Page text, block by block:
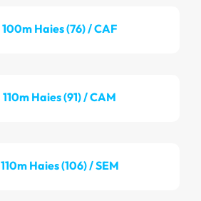
100m Haies (76) / CAF
110m Haies (91) / CAM
110m Haies (106) / SEM